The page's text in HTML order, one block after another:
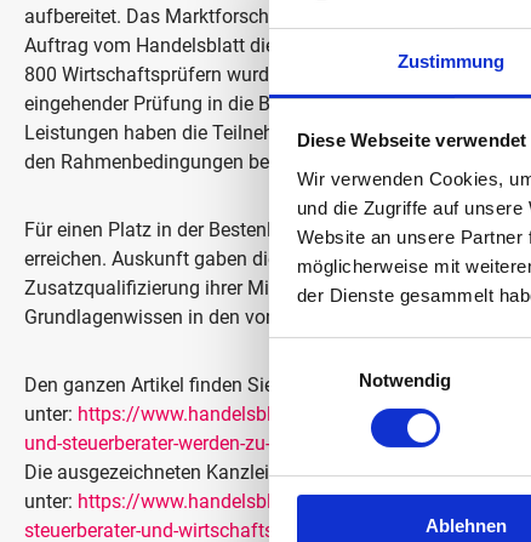
Zustimmung
Diese Webseite
Wir verwenden Cookies,
und die Zugriffe auf
Website an unsere
möglicherweise mit
der Dienste gesammelt
Notwendig
Ablehnen
aufbereitet. Das Marktforschungsunternehmen S.W.I
Auftrag vom Handelsblatt die Top Kanzleien 2020. Von
800 Wirtschaftsprüfern wurden 609 Steuerberater und 106
eingehender Prüfung in die Bestenliste aufgenommen.
Leistungen haben die Teilnehmer auch Fragen zu
den Rahmenbedingungen beantwortet.
Für einen Platz in der Bestenliste galt es, mindestens 70
erreichen. Auskunft gaben die Unternehmen etwa über
Zusatzqualifizierung ihrer Mitarbeiter, über allgemeine
Grundlagenwissen in den von ihnen genannten
Den ganzen Artikel finden Sie
unter: https://www.handelsblatt.com/unternehmen/
und-steuerberater-werden-zu-lotsen-in-corona-zeiten/
Die ausgezeichneten Kanzleien finden Sie
unter: https://www.handelsblatt.com/unternehmen/
steuerberater-und-wirtschaftspruefer-2020/25699504.html